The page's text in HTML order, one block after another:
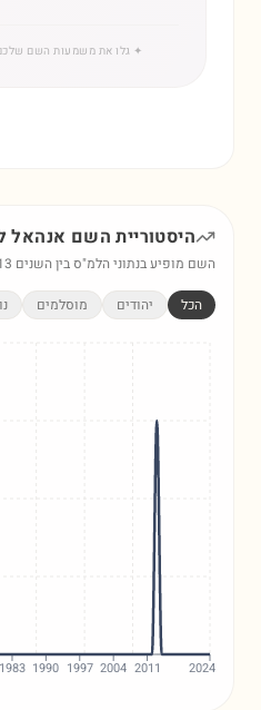
✦ גלו את משמעות השם
היסטוריית השם אנהאל
השם מופיע בנתוני הלמ"ס בין השנים
הכל יהודים מוסלמים
1983 1990 1997 2004 2011 2024